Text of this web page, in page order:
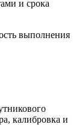
и срока
выполнения
калибровка и